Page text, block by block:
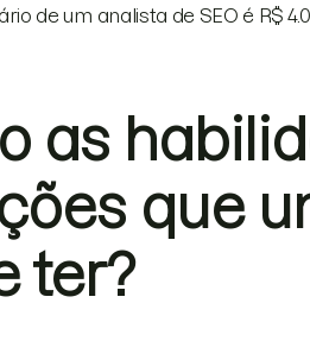
de um analista de SEO é R$
as
que
ter?